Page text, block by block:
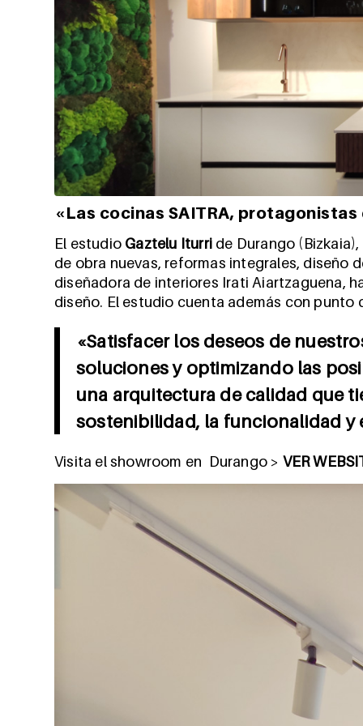
«Las cocinas SAITRA,
El estudio Gaztelu Iturri de Durango
de obra nuevas, reformas integrales, diseño
diseñadora de interiores Irati Aiartzaguena,
diseño. El estudio cuenta además con
«Satisfacer los deseos de
soluciones y optimizando las
una arquitectura de calidad que
sostenibilidad, la funcionalidad y
Visita el showroom en Durango > VER